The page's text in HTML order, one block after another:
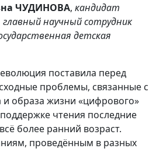
ЧУДИНОВА, кандидат
главный научный сотрудник
детская
поставила перед
проблемы, связанные с
образа жизни «цифрового»
чтения последние
более ранний возраст.
проведённым в разных